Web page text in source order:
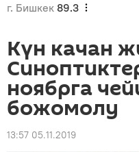
г. Бишкек 89.3
Күн качан
ноябрга
божомолу
13:57 05.11.2019